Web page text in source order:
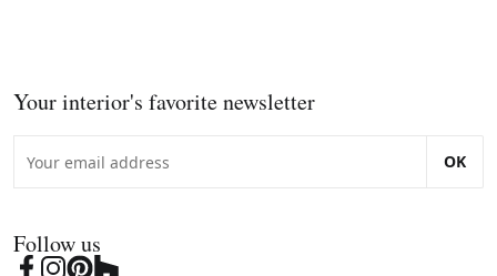
Your interior's favorite newsletter
OK
Follow us